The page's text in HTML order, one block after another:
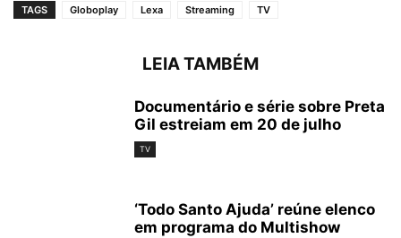
TAGS Globoplay Lexa Streaming TV
LEIA TAMBÉM
Documentário e série sobre Preta
Gil estreiam em 20 de julho
TV
‘Todo Santo Ajuda’ reúne elenco
em programa do Multishow